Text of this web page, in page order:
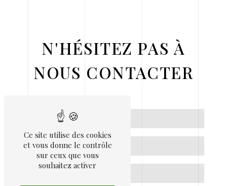
N'HÉSITEZ PAS À
NOUS CONTACTER
Ce site utilise des cookies
et vous donne le contrôle
sur ceux que vous
souhaitez activer